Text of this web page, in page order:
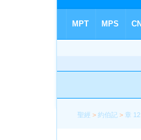
聖經 >約伯記 > 章 12